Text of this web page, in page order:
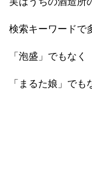
検索キーワードで
「泡盛」でもなく
「まるた娘」でも